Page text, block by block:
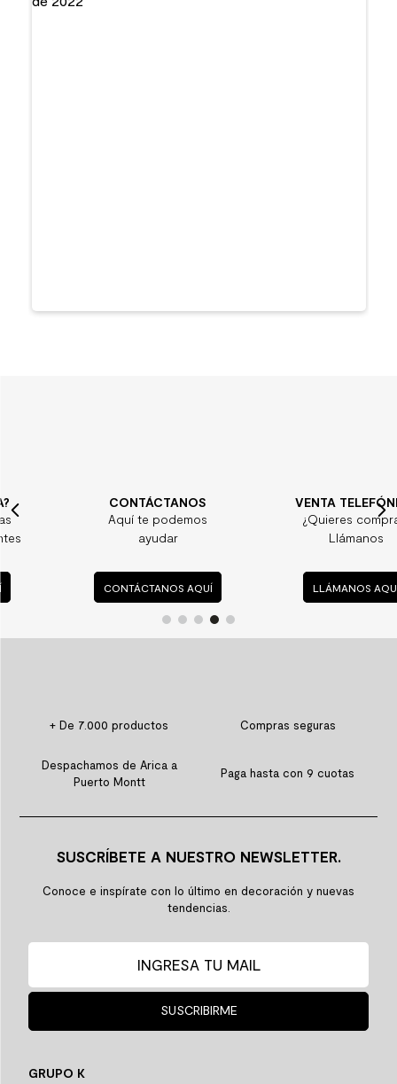
CONTÁCTANOS
Aquí te podemos
CONTÁCTANOS AQUÍ
VENTA TELEFÓNICA
¿Quieres comprar?
LLÁMANOS AQUÍ
+ De 7.000 productos Compras seguras
Despachamos de Arica a
Puerto Montt
Paga hasta con 9 cuotas
SUSCRÍBETE A NUESTRO NEWSLETTER.
Conoce e inspírate con lo último en decoración y nuevas
tendencias.
SUSCRIBIRME
GRUPO K